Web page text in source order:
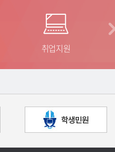
취업지원